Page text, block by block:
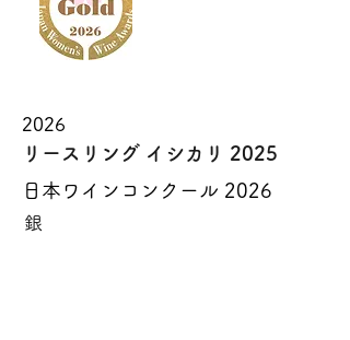
2026
リースリング イシカリ 2025
日本ワインコンクール 2026
銀